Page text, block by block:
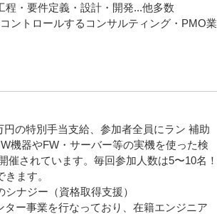
・要件定義・設計・開発...他多数
ントロールするコンサルティング・PMO業
の特別手当支給、参加者全員にラン 補助
機器やFW・サーバー等の実機を使った検
催されています。毎回参加人数は5〜10名！
ます。
ナジー（資格取得支援）
ー事業を行なっており、在籍エンジニア